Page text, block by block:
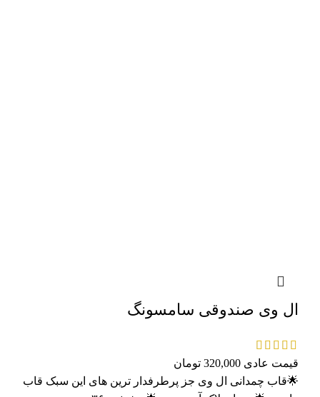
ال وی صندوقی سامسونگ
قیمت عادی 320,000 تومان
🌟قاب چمدانی ال وی جز پرطرفدار ترین های این سبک قاب